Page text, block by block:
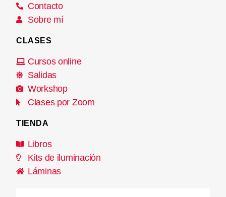
Contacto
Sobre mí
CLASES
Cursos online
Salidas
Workshop
Clases por Zoom
TIENDA
Libros
Kits de iluminación
Láminas